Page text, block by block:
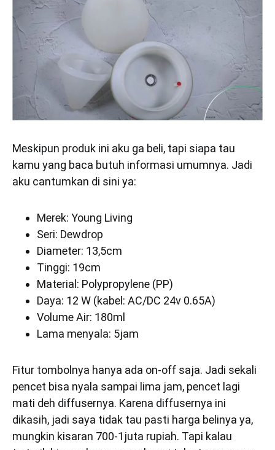
Meskipun produk ini aku ga beli, tapi siapa tau
kamu yang baca butuh informasi umumnya. Jadi
aku cantumkan di sini ya:
Merek: Young Living
Seri: Dewdrop
Diameter: 13,5cm
Tinggi: 19cm
Material: Polypropylene (PP)
Daya: 12 W (kabel: AC/DC 24v 0.65A)
Volume Air: 180ml
Lama menyala: 5jam
Fitur tombolnya hanya ada on-off saja. Jadi sekali
pencet bisa nyala sampai lima jam, pencet lagi
mati deh diffusernya. Karena diffusernya ini
dikasih, jadi saya tidak tau pasti harga belinya ya,
mungkin kisaran 700-1juta rupiah. Tapi kalau